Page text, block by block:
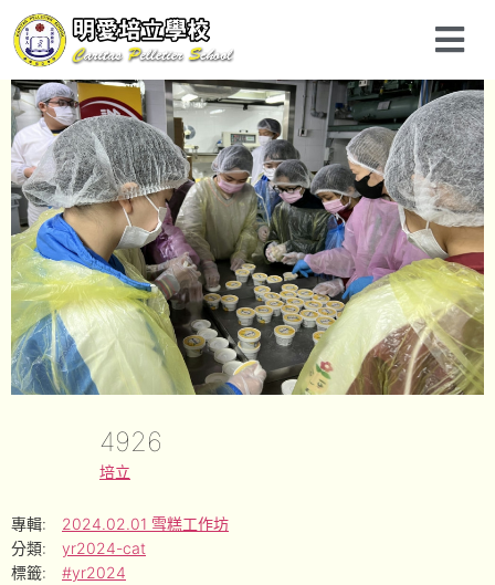
4926
培立
專輯:
2024.02.01 雪糕工作坊
分類:
yr2024-cat
標籤:
#yr2024